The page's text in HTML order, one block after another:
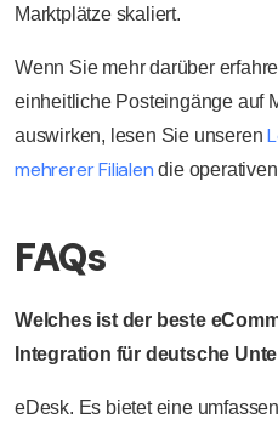
Marktplätze skaliert.
Wenn Sie mehr darüber
einheitliche Posteingänge auf
auswirken, lesen Sie unseren
mehrerer Filialen die
FAQs
Welches ist der beste
Integration für deutsche
eDesk. Es bietet eine